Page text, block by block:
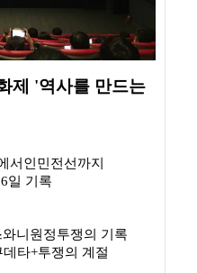
제 '역사를 만드는
서인민전선까지
일 기록
니원정투쟁의 기록
타+투쟁의 계절